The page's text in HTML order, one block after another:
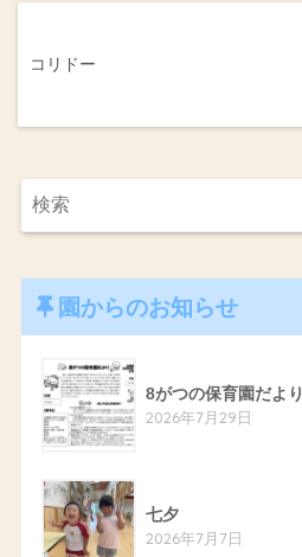
コリドー
園からのお知らせ
8がつの保育園だより
2026年7月29日
七夕
2026年7月7日